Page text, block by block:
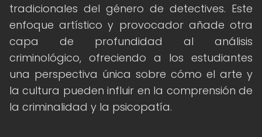
tradicionales del género de detectives. Este
enfoque artístico y provocador añade otra
capa de profundidad al análisis
criminológico, ofreciendo a los estudiantes
una perspectiva única sobre cómo el arte y
la cultura pueden influir en la comprensión de
la criminalidad y la psicopatía.